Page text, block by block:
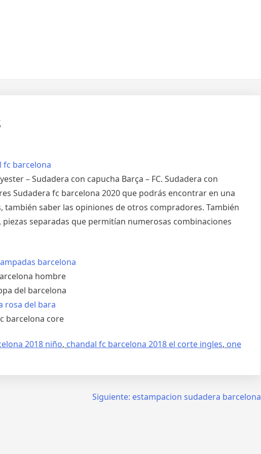
– Sudadera con capucha Barça – FC. Sudadera con
Sudadera fc barcelona 2020 que podrás encontrar en una
saber las opiniones de otros compradores. También
separadas que permitían numerosas combinaciones
2018 niño, chandal fc barcelona 2018 el corte ingles, one
Siguiente: estampacion sudadera barcelona